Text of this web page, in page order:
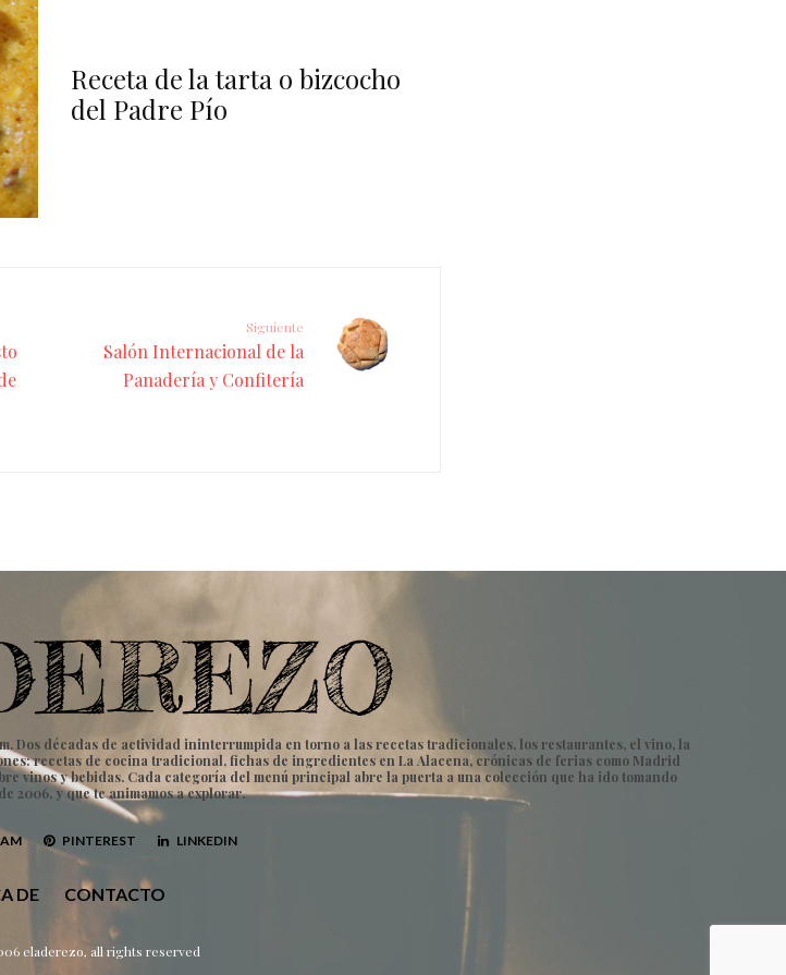
Receta de la tarta o bizcocho
del Padre Pío
Siguiente
Salón Internacional de la
Panadería y Confitería
Dos décadas de actividad ininterrumpida en torno a las recetas tradicionales, los restaurantes, el vino, la
recetas de cocina tradicional, fichas de ingredientes en La Alacena, crónicas de ferias como Madrid
vinos y bebidas. Cada categoría del menú principal abre la puerta a una colección que ha ido tomando
2006, y que te animamos a explorar.
PINTEREST LINKEDIN
DE CONTACTO
eladerezo, all rights reserved